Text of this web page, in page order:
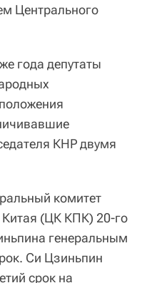
Центрального
года депутаты
положения
КНР двумя
комитет
(ЦК КПК) 20-го
генеральным
Си Цзиньпин
срок на